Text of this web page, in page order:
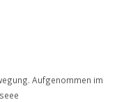
Aufgenommen im